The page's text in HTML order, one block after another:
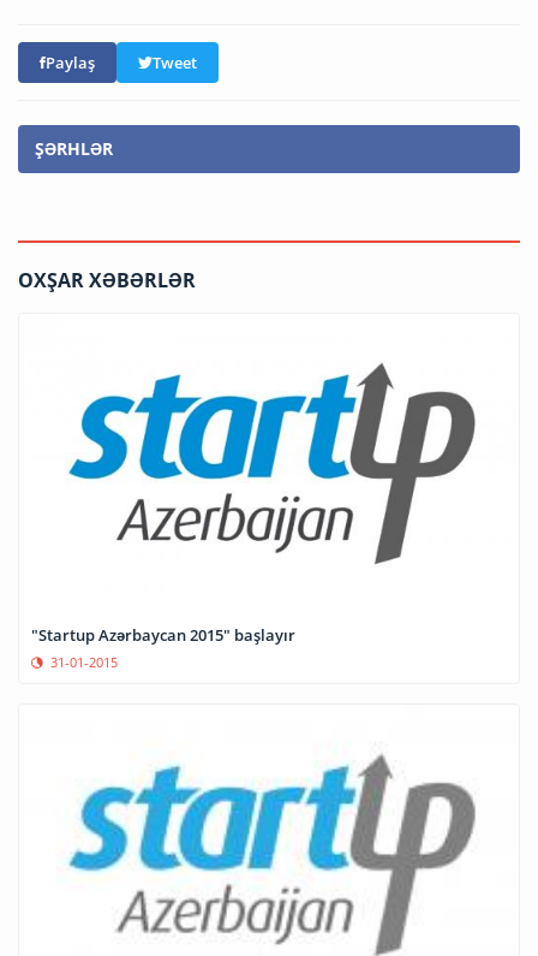
Paylaş Tweet
ŞƏRHLƏR
OXŞAR XƏBƏRLƏR
"Startup Azərbaycan 2015" başlayır
31-01-2015